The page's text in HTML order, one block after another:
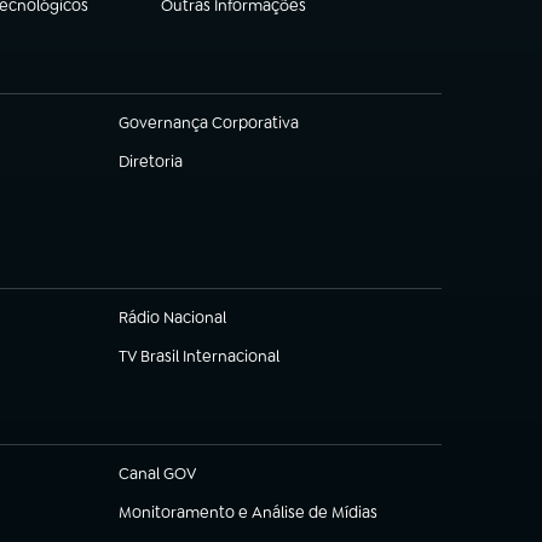
Outras Informações
(abre em nova aba)
Governança Corporativa
(abre em nova aba)
Diretoria
(abre em nova aba)
Rádio Nacional
TV Brasil Internacional
(abre em nova aba)
Canal GOV
(abre em nova aba)
Monitoramento e Análise de Mídias
(abre em nova aba)